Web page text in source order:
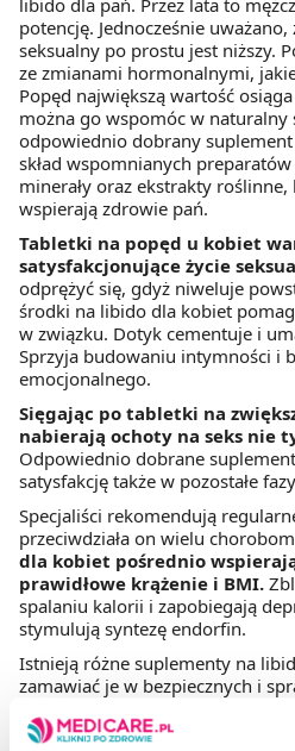
libido dla pań. Przez lata to
potencję. Jednocześnie
seksualny po prostu jest niższy.
ze zmianami hormonalnymi,
Popęd największą wartość
można go wspomóc w naturalny
odpowiednio dobrany
skład wspomnianych
minerały oraz ekstrakty
wspierają zdrowie pań.
Tabletki na popęd u kobiet
satysfakcjonujące życie
odprężyć się, gdyż niweluje
środki na libido dla kobiet
w związku. Dotyk cementuje i
Sprzyja budowaniu intymności i
emocjonalnego.
Sięgając po tabletki na
nabierają ochoty na seks nie
Odpowiednio dobrane
satysfakcję także w pozostałe
Specjaliści rekomendują
przeciwdziała on wielu
dla kobiet pośrednio
prawidłowe krążenie i BMI.
spalaniu kalorii i zapobiegają
stymulują syntezę endorfin.
Istnieją różne suplementy na
zamawiać je w bezpiecznych i